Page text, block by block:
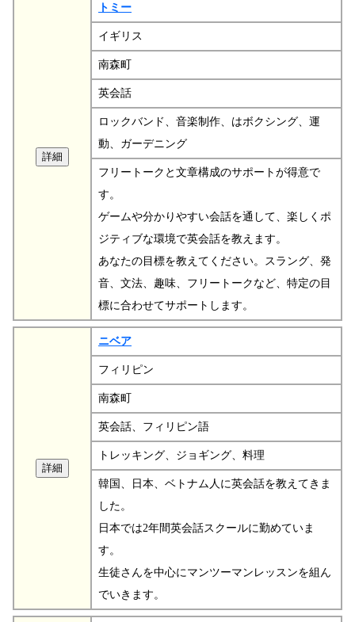
トミー
イギリス
南森町
英会話
ロックバンド、音楽制作、はボクシング、運
動、ガーデニング
フリートークと文章構成のサポートが得意で
す。
ゲームや分かりやすい会話を通して、楽しくポ
ジティブな環境で英会話を教えます。
あなたの目標を教えてください。スラング、発
音、文法、趣味、フリートークなど、特定の目
標に合わせてサポートします。
ニベア
フィリピン
南森町
英会話、フィリピン語
トレッキング、ジョギング、料理
韓国、日本、ベトナム人に英会話を教えてきま
した。
日本では2年間英会話スクールに勤めていま
す。
生徒さんを中心にマンツーマンレッスンを組ん
でいきます。